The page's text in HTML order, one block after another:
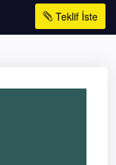
Teklif İste